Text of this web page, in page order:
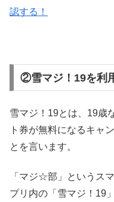
認する！
②雪マジ！19を利
雪マジ！19とは、19歳
ト券が無料になるキャ
とを言います。
「マジ☆部」というス
プリ内の「雪マジ！19